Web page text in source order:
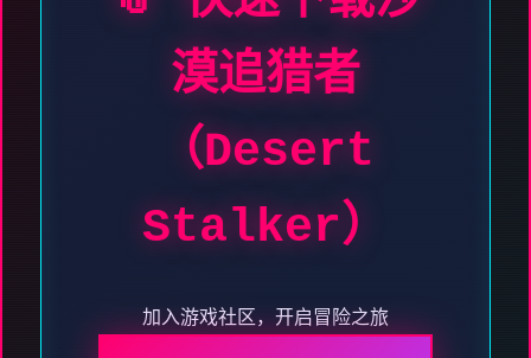
漠追猎者
（Desert
Stalker）
加入游戏社区，开启冒险之旅